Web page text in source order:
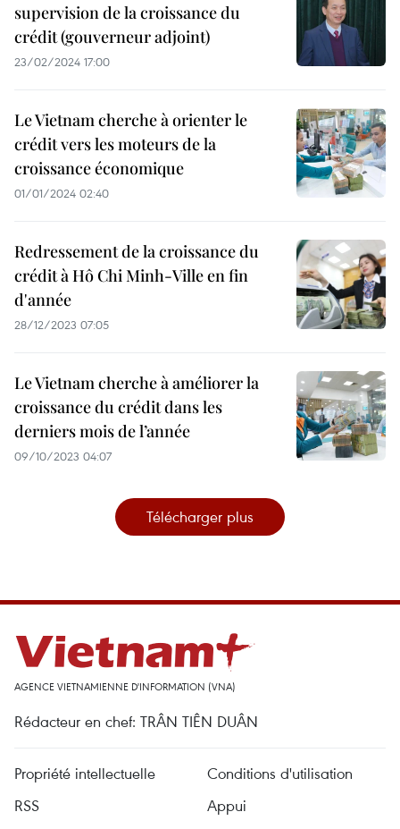
supervision de la croissance du
crédit (gouverneur adjoint)
23/02/2024 17:00
Le Vietnam cherche à orienter le
crédit vers les moteurs de la
croissance économique
01/01/2024 02:40
Redressement de la croissance du
crédit à Hô Chi Minh-Ville en fin
d'année
28/12/2023 07:05
Le Vietnam cherche à améliorer la
croissance du crédit dans les
derniers mois de l’année
09/10/2023 04:07
Télécharger plus
AGENCE VIETNAMIENNE D'INFORMATION (VNA)
Rédacteur en chef: TRÂN TIÊN DUÂN
Propriété intellectuelle
Conditions d'utilisation
RSS
Appui